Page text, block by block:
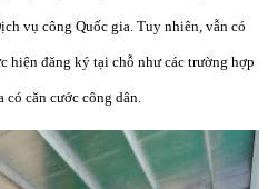
vụ công Quốc gia. Tuy nhiên, vẫn có
hiện đăng ký tại chỗ như các trường hợp
căn cước công dân.